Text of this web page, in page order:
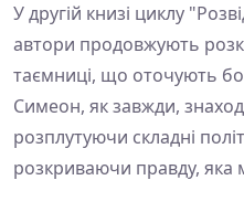
У другій книзі циклу
автори продовжують
таємниці, що оточують
Симеон, як завжди,
розплутуючи складні
розкриваючи правду, яка